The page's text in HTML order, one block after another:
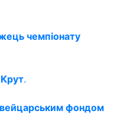
чемпіонату
Крут.
фондом